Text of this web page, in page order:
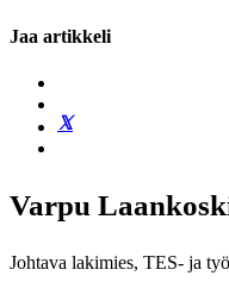
Jaa artikkeli
Varpu
Johtava lakimies, TES- ja